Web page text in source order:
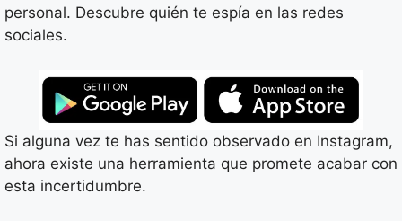
personal. Descubre quién te espía en las redes
sociales.
Si alguna vez te has sentido observado en Instagram,
ahora existe una herramienta que promete acabar con
esta incertidumbre.